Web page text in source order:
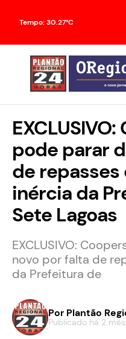
Tempo: 30.27°C
pode parar
de repasses
inércia da
Sete Lagoas
EXCLUSIVO:
novo por falta de
da Prefeitura de
Por Plantão
Publicado há 2